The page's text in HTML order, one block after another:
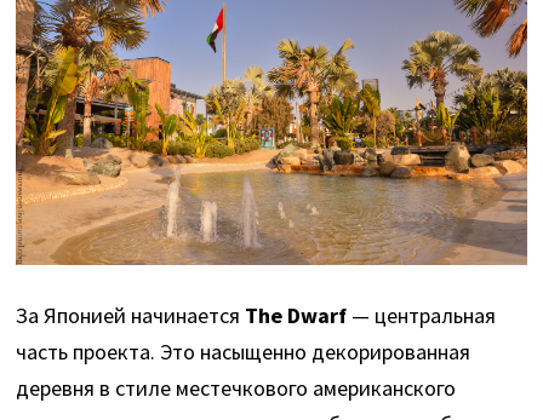
За Японией начинается The Dwarf — центральная
часть проекта. Это насыщенно декорированная
деревня в стиле местечкового американского